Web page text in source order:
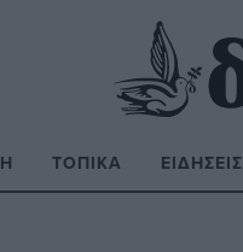
ΤΟΠΙΚΆ ΕΙΔΉΣΕΙΣ